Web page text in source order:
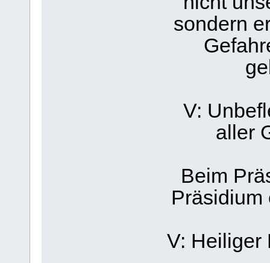
sondern
V:
aller
Beim
Präsidium
V: Heiliger